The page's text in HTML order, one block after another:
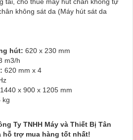
tải, cho thuê máy hút chân không tự
không sát da (Máy hút sát da
hút: 620 x 230 mm
m3/h
620 mm x 4
1440 x 900 x 1205 mm
kg
Ty TNHH Máy và Thiết Bị Tân
trợ mua hàng tốt nhất!